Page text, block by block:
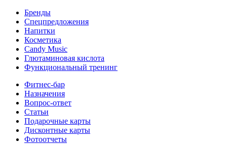
Бренды
Спецпредложения
Напитки
Косметика
Candy Music
Глютаминовая кислота
Функциональный тренинг
Фитнес-бар
Назначения
Вопрос-ответ
Статьи
Подарочные карты
Дисконтные карты
Фотоотчеты